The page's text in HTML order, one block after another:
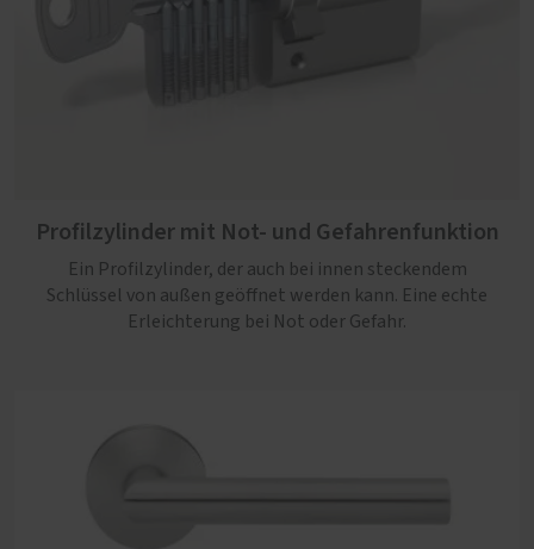
Profilzylinder mit Not- und Gefahrenfunktion
Ein Profilzylinder, der auch bei innen steckendem
Schlüssel von außen geöffnet werden kann. Eine echte
Erleichterung bei Not oder Gefahr.